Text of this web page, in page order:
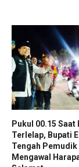
Pukul 00.15 Saat
Terlelap, Bupati
Tengah
Mengawal